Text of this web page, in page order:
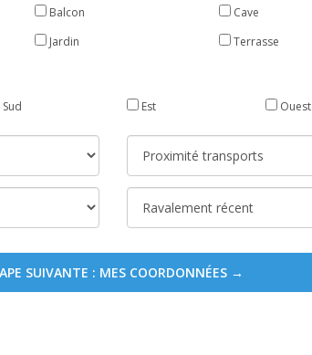
Balcon
Cave
Jardin Terrasse
Sud Est Ouest
SUIVANTE : MES COORDONNÉES →